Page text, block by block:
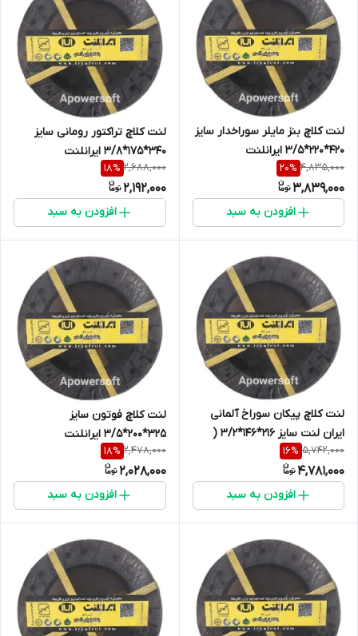
لنت کلاچ بنز مایلر سوراخدار سایز
420*220*3/5 ایرانلنت
4,835,000
20%
3,839,000
افزودن به سبد
لنت کلاچ تراکتور رومانی سایز
340*175*3/8 ایرانلنت
2,688,000
18%
2,192,000
افزودن به سبد
لنت کلاچ پیکان سوراخ آلمانی
ایران لنت سایز 216*146*3/2 (
بسته 5 دست )
5,742,000
16%
4,781,000
افزودن به سبد
لنت کلاچ فوتون سایز
325*200*3/5 ایرانلنت
2,478,000
18%
2,028,000
افزودن به سبد